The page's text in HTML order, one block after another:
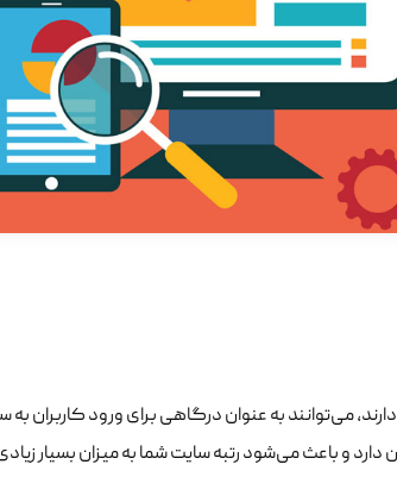
می‌توانند به عنوان درگاهی برای ورود کاربران
دارد و باعث می‌شود رتبه سایت شما به میزان بسیار